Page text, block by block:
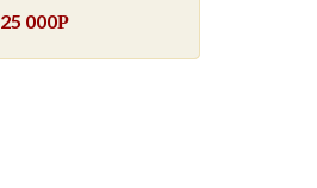
25 000Р